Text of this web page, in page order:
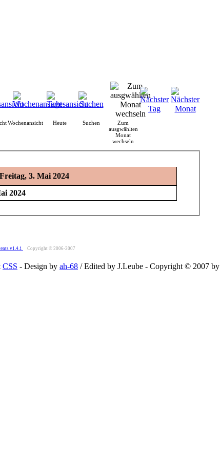
Wochenansicht Heute Suchen
Zum
ausgwählten
Monat
wechseln
Freitag, 3. Mai 2024
2024
v1.4.1 Copyright © 2006-2007
CSS - Design by ah-68 / Edited by J.Leube - Copyright © 2007 by